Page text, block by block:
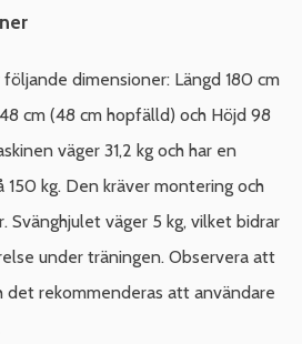
dimensioner: Längd 180 cm
cm (48 cm hopfälld) och Höjd 98
väger 31,2 kg och har en
150 kg. Den kräver montering och
Svänghjulet väger 5 kg, vilket bidrar
under träningen. Observera att
det rekommenderas att användare